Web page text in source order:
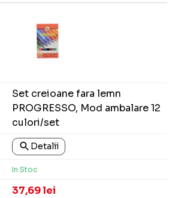
Set creioane fara lemn
PROGRESSO, Mod ambalare 12
culori/set
Detalii
In Stoc
37,69 lei